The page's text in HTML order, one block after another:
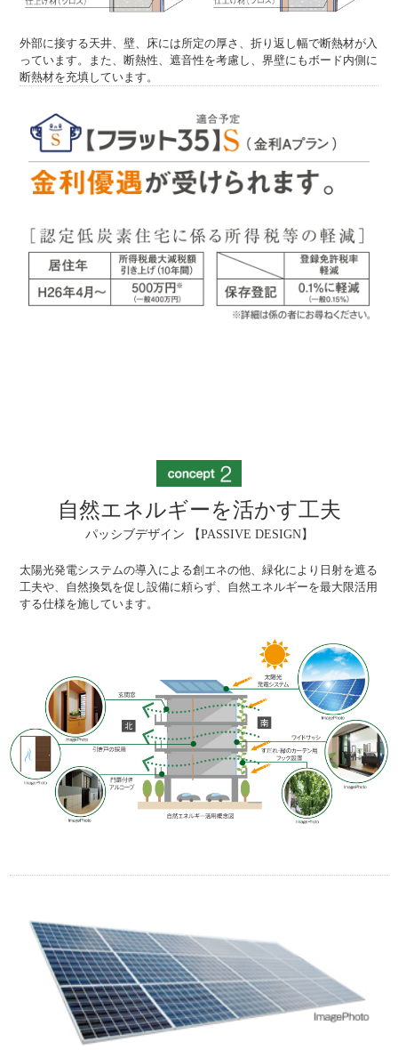
外部に接する天井、壁、床には所定の厚さ、折り返し幅で断熱材が入
っています。
また、断熱性、遮音性を考慮し、界壁にもボード内側に
断熱材を充填しています。
自然エネルギーを活かす工夫
パッシブデザイン 【PASSIVE DESIGN】
太陽光発電システムの導入による創エネの他、緑化により日射を遮る
工夫や、自然換気を促し設備に頼らず、自然エネルギーを最大限活用
する仕様を施しています。